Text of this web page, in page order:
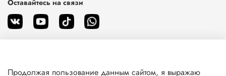
Оставайтесь на связи
Продолжая пользование данным сайтом, я выражаю